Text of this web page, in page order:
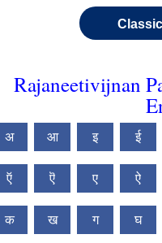
Rajaneetivijnan
अ आ इ ई
ऍ ऎ ए ऐ
क ख ग घ